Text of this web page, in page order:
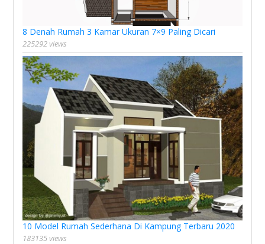
8 Denah Rumah 3 Kamar Ukuran 7×9 Paling Dicari
225292 views
10 Model Rumah Sederhana Di Kampung Terbaru 2020
183135 views